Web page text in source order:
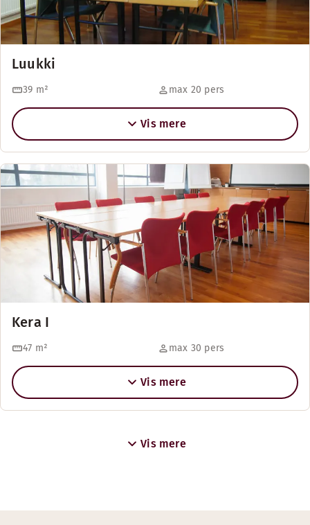
Luukki
39 m² max 20 pers
Vis mere
Kera I
47 m² max 30 pers
Vis mere
Vis mere